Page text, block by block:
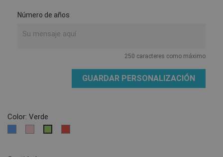
Número de años
250 caracteres como máximo
GUARDAR PERSONALIZACIÓN
Color: Verde